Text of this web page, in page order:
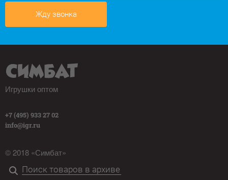
Жду звонка
Игрушки оптом
+7 (495) 933 27 02
info@igr.ru
© 2018 «Симбат»